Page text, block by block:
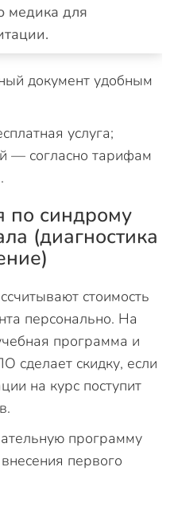
медика для
документ удобным
услуга;
— согласно тарифам
по синдрому
(диагностика
стоимость
персонально. На
программа и
сделает скидку, если
на курс поступит
программу
первого